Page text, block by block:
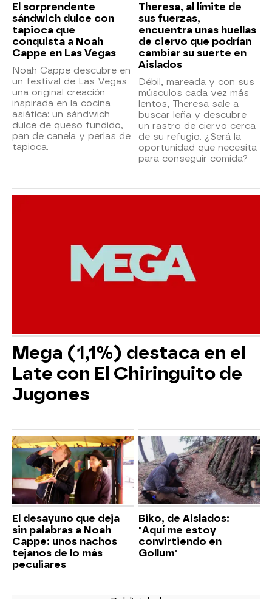
El sorprendente
sándwich dulce con
tapioca que
conquista a Noah
Cappe en Las Vegas
Noah Cappe descubre en
un festival de Las Vegas
una original creación
inspirada en la cocina
asiática: un sándwich
dulce de queso fundido,
pan de canela y perlas de
tapioca.
Theresa, al límite de
sus fuerzas,
encuentra unas huellas
de ciervo que podrían
cambiar su suerte en
Aislados
Débil, mareada y con sus
músculos cada vez más
lentos, Theresa sale a
buscar leña y descubre
un rastro de ciervo cerca
de su refugio. ¿Será la
oportunidad que necesita
para conseguir comida?
Mega (1,1%) destaca en el
Late con El Chiringuito de
Jugones
El desayuno que deja
sin palabras a Noah
Cappe: unos nachos
tejanos de lo más
peculiares
Biko, de Aislados:
"Aquí me estoy
convirtiendo en
Gollum"